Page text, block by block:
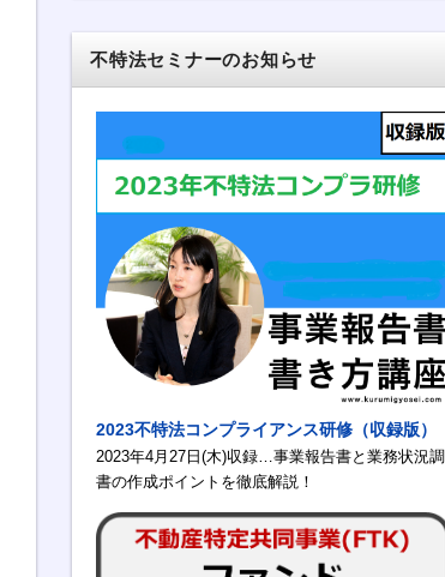
不特法セミナーのお知らせ
2023不特法コンプライアンス研修（収録版）
2023年4月27日(木)収録…事業報告書と業務状況調
書の作成ポイントを徹底解説！